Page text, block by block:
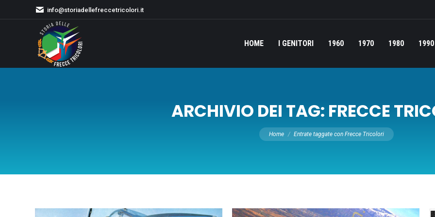
info@storiadellefreccetricolori.it
HOME I GENITORI 1960 1970 1980 1990
ARCHIVIO DEI TAG: FRECCE
Tu sei qui:
Home Entrate taggate con Frecce Tricolori